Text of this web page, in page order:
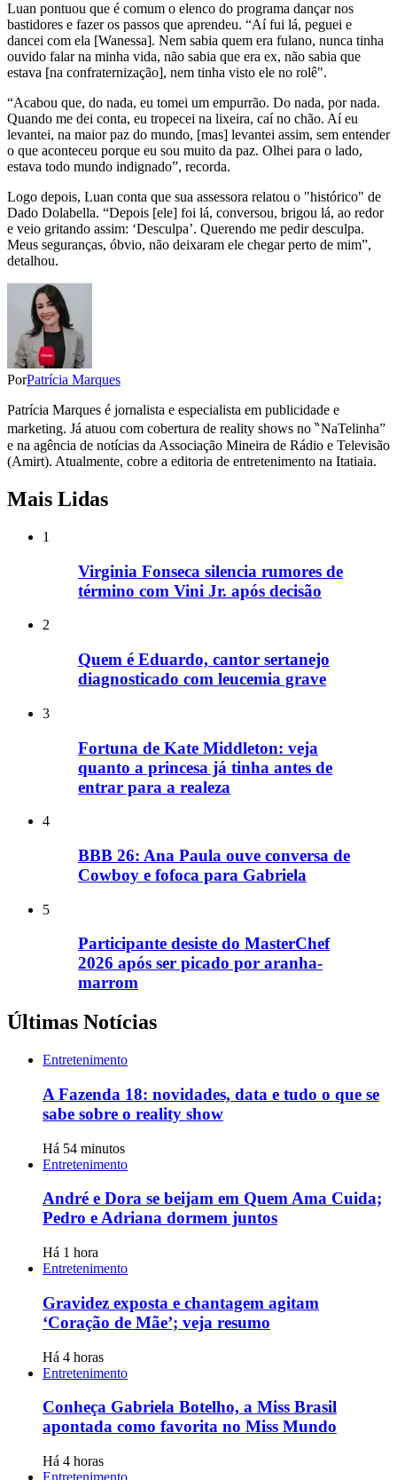
Luan pontuou que é comum o elenco do programa dançar nos
bastidores e fazer os passos que aprendeu. “Aí fui lá, peguei e
dancei com ela [Wanessa]. Nem sabia quem era fulano, nunca tinha
ouvido falar na minha vida, não sabia que era ex, não sabia que
estava [na confraternização], nem tinha visto ele no rolê".
“Acabou que, do nada, eu tomei um empurrão. Do nada, por nada.
Quando me dei conta, eu tropecei na lixeira, caí no chão. Aí eu
levantei, na maior paz do mundo, [mas] levantei assim, sem entender
o que aconteceu porque eu sou muito da paz. Olhei para o lado,
estava todo mundo indignado”, recorda.
Logo depois, Luan conta que sua assessora relatou o "histórico" de
Dado Dolabella. “Depois [ele] foi lá, conversou, brigou lá, ao redor
e veio gritando assim: ‘Desculpa’. Querendo me pedir desculpa.
Meus seguranças, óbvio, não deixaram ele chegar perto de mim”,
detalhou.
PorPatrícia Marques
Patrícia Marques é jornalista e especialista em publicidade e
marketing. Já atuou com cobertura de reality shows no ‶NaTelinha”
e na agência de notícias da Associação Mineira de Rádio e Televisão
(Amirt). Atualmente, cobre a editoria de entretenimento na Itatiaia.
Mais Lidas
1
Virginia Fonseca silencia rumores de
término com Vini Jr. após decisão
2
Quem é Eduardo, cantor sertanejo
diagnosticado com leucemia grave
3
Fortuna de Kate Middleton: veja
quanto a princesa já tinha antes de
entrar para a realeza
4
BBB 26: Ana Paula ouve conversa de
Cowboy e fofoca para Gabriela
5
Participante desiste do MasterChef
2026 após ser picado por aranha-
marrom
Últimas Notícias
Entretenimento
A Fazenda 18: novidades, data e tudo o que se
sabe sobre o reality show
Há 54 minutos
Entretenimento
André e Dora se beijam em Quem Ama Cuida;
Pedro e Adriana dormem juntos
Há 1 hora
Entretenimento
Gravidez exposta e chantagem agitam
‘Coração de Mãe’; veja resumo
Há 4 horas
Entretenimento
Conheça Gabriela Botelho, a Miss Brasil
apontada como favorita no Miss Mundo
Há 4 horas
Entretenimento